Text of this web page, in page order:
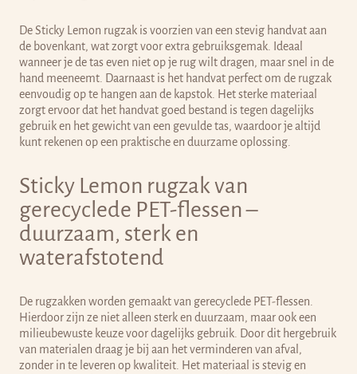
De Sticky Lemon rugzak is voorzien van een stevig handvat aan
de bovenkant, wat zorgt voor extra gebruiksgemak. Ideaal
wanneer je de tas even niet op je rug wilt dragen, maar snel in de
hand meeneemt. Daarnaast is het handvat perfect om de rugzak
eenvoudig op te hangen aan de kapstok. Het sterke materiaal
zorgt ervoor dat het handvat goed bestand is tegen dagelijks
gebruik en het gewicht van een gevulde tas, waardoor je altijd
kunt rekenen op een praktische en duurzame oplossing.
Sticky Lemon rugzak van
gerecyclede PET-flessen –
duurzaam, sterk en
waterafstotend
De rugzakken worden gemaakt van gerecyclede PET-flessen.
Hierdoor zijn ze niet alleen sterk en duurzaam, maar ook een
milieubewuste keuze voor dagelijks gebruik. Door dit hergebruik
van materialen draag je bij aan het verminderen van afval,
zonder in te leveren op kwaliteit. Het materiaal is stevig en